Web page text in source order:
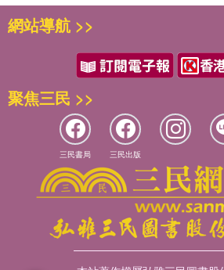
網站導航 >>
聚焦三民 >>
三民書局 三民出版